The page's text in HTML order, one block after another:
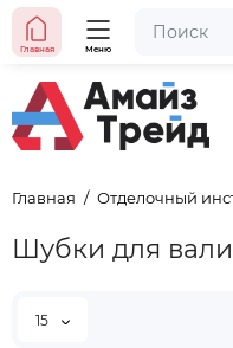
Главная Меню
Главная Отделочный
Шубки для
15